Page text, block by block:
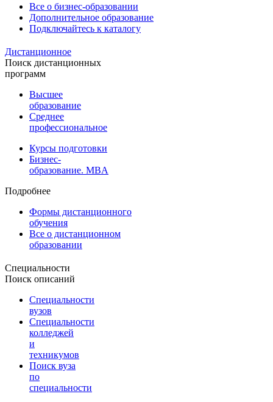
Все о бизнес-образовании
Дополнительное образование
Подключайтесь к каталогу
Дистанционное
Поиск дистанционных
программ
Высшее
образование
Среднее
профессиональное
Курсы подготовки
Бизнес-
образование. MBA
Подробнее
Формы дистанционного
обучения
Все о дистанционном
образовании
Специальности
Поиск описаний
Специальности
вузов
Специальности
колледжей
и
техникумов
Поиск вуза
по
специальности